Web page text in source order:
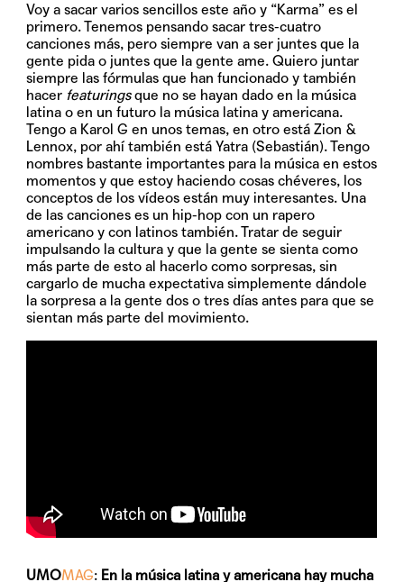
Voy a sacar varios sencillos este año y “Karma” es el
primero. Tenemos pensando sacar tres-cuatro
canciones más, pero siempre van a ser juntes que la
gente pida o juntes que la gente ame. Quiero juntar
siempre las fórmulas que han funcionado y también
hacer featuringsque no se hayan dado en la música
latina o en un futuro la música latina y americana.
Tengo a Karol G en unos temas, en otro está Zion &
Lennox, por ahí también está Yatra (Sebastián). Tengo
nombres bastante importantes para la música en estos
momentos y que estoy haciendo cosas chéveres, los
conceptos de los vídeos están muy interesantes. Una
de las canciones es un hip-hop con un rapero
americano y con latinos también. Tratar de seguir
impulsando la cultura y que la gente se sienta como
más parte de esto al hacerlo como sorpresas, sin
cargarlo de mucha expectativa simplemente dándole
la sorpresa a la gente dos o tres días antes para que se
sientan más parte del movimiento.
UMOMAG: En la música latina y americana hay mucha